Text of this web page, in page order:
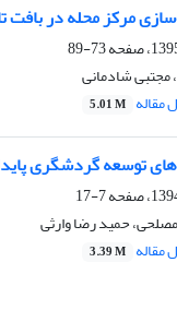
مرکز محله در بافت
73-89
مجتبی شادمانی
مقاله 5.01 M
توسعه گردشگری
7-17
حمید رضا وارثی
مقاله 3.39 M